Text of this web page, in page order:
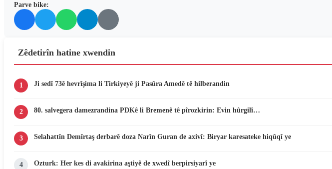
Parve bike:
Zêdetirîn hatine xwendin
1 Ji sedî 73ê hevrîşima li Tirkiyeyê ji Pasûra Amedê tê hilberandin
2 80. salvegera damezrandina PDKê li Bremenê tê pîrozkirin: Evin hûrgilî…
3 Selahattîn Demîrtaş derbarê doza Narîn Guran de axivî: Biryar karesateke hiqûqî ye
4 Ozturk: Her kes di avakirina aştiyê de xwedî berpirsiyarî ye